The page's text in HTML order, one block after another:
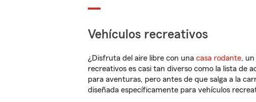
Vehículos recreativos
¿Disfruta del aire libre con una casa rodante, un
recreativos es casi tan diverso como la lista de
para aventuras, pero antes de que salga a la
diseñada específicamente para vehículos